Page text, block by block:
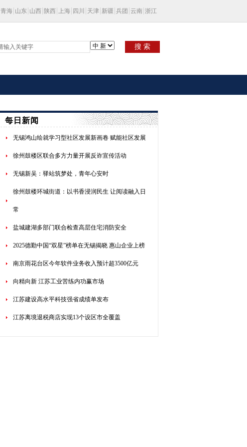
青海 山东 山西 陕西 上海 四川 天津 新疆 兵团 云南 浙江
搜 索
每日新闻
无锡鸿山绘就学习型社区发展新画卷 赋能社区发展
徐州鼓楼区联合多方力量开展反诈宣传活动
无锡新吴：驿站筑梦处，青年心安时
徐州鼓楼环城街道：以书香浸润民生 让阅读融入日
常
盐城建湖多部门联合检查高层住宅消防安全
2025德勤中国“双星”榜单在无锡揭晓 惠山企业上榜
南京雨花台区今年软件业务收入预计超3500亿元
向精向新 江苏工业苦练内功赢市场
江苏建设高水平科技强省成绩单发布
江苏离境退税商店实现13个设区市全覆盖